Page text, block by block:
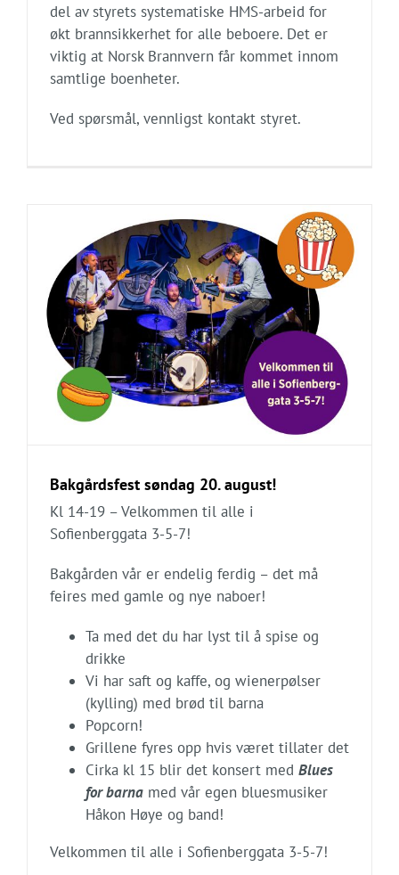
del av styrets systematiske HMS-arbeid for
økt brannsikkerhet for alle beboere. Det er
viktig at Norsk Brannvern får kommet innom
samtlige boenheter.
Ved spørsmål, vennligst kontakt styret.
Bakgårdsfest søndag 20. august!
Kl 14-19 – Velkommen til alle i
Sofienberggata 3-5-7!
Bakgården vår er endelig ferdig – det må
feires med gamle og nye naboer!
Ta med det du har lyst til å spise og
drikke
Vi har saft og kaffe, og wienerpølser
(kylling) med brød til barna
Popcorn!
Grillene fyres opp hvis været tillater det
Cirka kl 15 blir det konsert med Blues
for barnamed vår egen bluesmusiker
Håkon Høye og band!
Velkommen til alle i Sofienberggata 3-5-7!